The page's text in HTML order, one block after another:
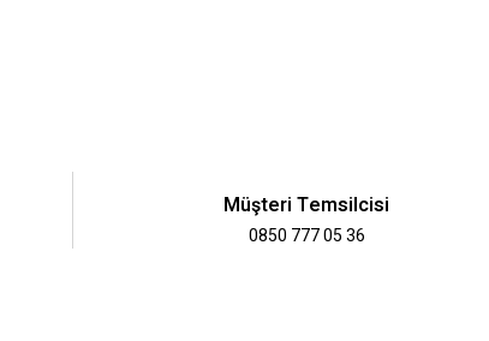
Müşteri Temsilcisi
0850 777 05 36